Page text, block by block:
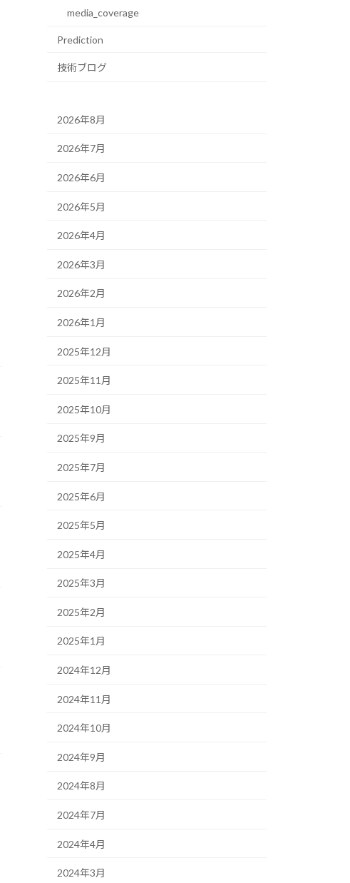
media_coverage
Prediction
技術ブログ
2026年8月
2026年7月
2026年6月
2026年5月
2026年4月
2026年3月
2026年2月
2026年1月
2025年12月
2025年11月
2025年10月
2025年9月
2025年7月
2025年6月
2025年5月
2025年4月
2025年3月
2025年2月
2025年1月
2024年12月
2024年11月
2024年10月
2024年9月
2024年8月
2024年7月
2024年4月
2024年3月